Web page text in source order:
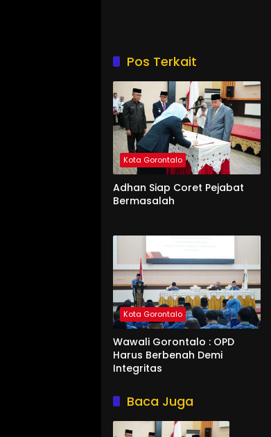
Pos Terkait
Kota Gorontalo
Adhan Siap Coret Pejabat
Bermasalah
Kota Gorontalo
Wawali Gorontalo : OPD
Harus Berbenah Demi
Integritas
Baca Juga